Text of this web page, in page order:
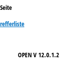
OPEN V 12.0.1.2